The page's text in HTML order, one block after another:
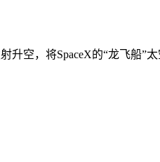
空，将SpaceX的“龙飞船”太